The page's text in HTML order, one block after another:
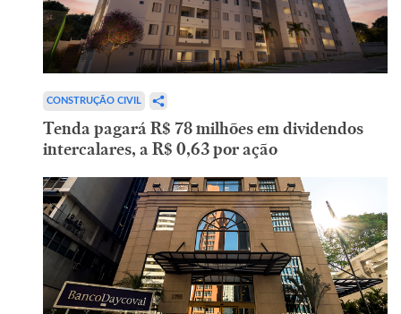
CONSTRUÇÃO CIVIL
Tenda pagará R$ 78 milhões em dividendos
intercalares, a R$ 0,63 por ação